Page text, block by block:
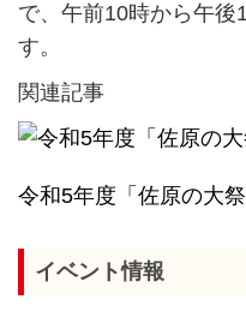
で、午前10時から午後
す。
関連記事
令和5年度「佐原の大
イベント情報